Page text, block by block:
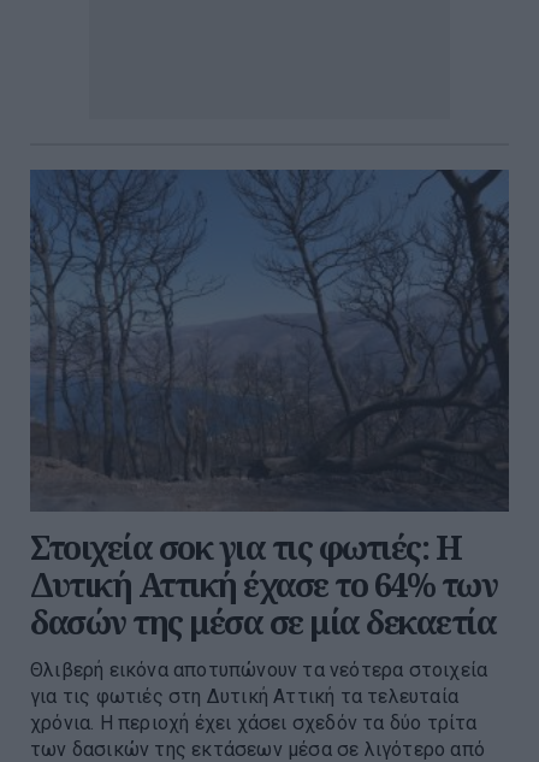
Στοιχεία σοκ για τις φωτιές: Η
Δυτική Αττική έχασε το 64% των
δασών της μέσα σε μία δεκαετία
Θλιβερή εικόνα αποτυπώνουν τα νεότερα στοιχεία
για τις φωτιές στη Δυτική Αττική τα τελευταία
χρόνια. Η περιοχή έχει χάσει σχεδόν τα δύο τρίτα
των δασικών της εκτάσεων μέσα σε λιγότερο από